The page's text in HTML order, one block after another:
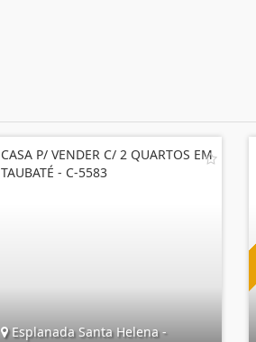
CASA P/ VENDER C/ 2 QUARTOS EM
TAUBATÉ - C-5583
Esplanada Santa Helena -